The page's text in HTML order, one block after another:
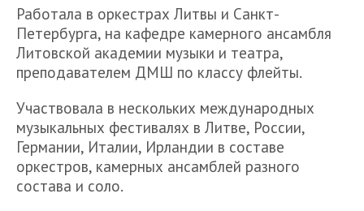
Работала в оркестрах Литвы и Санкт-
Петербурга, на кафедре камерного ансамбля
Литовской академии музыки и театра,
преподавателем ДМШ по классу флейты.
Участвовала в нескольких международных
музыкальных фестивалях в Литве, России,
Германии, Италии, Ирландии в составе
оркестров, камерных ансамблей разного
состава и соло.